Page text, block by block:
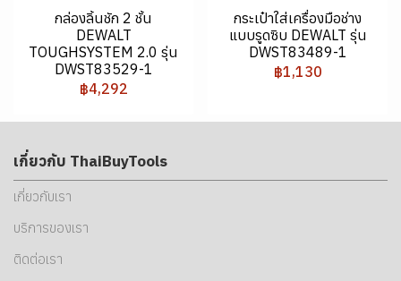
กล่องลิ้นชัก 2 ชั้น
DEWALT
TOUGHSYSTEM 2.0 รุ่น
DWST83529-1
฿4,292
กระเป๋าใส่เครื่องมือช่าง
แบบรูดซิบ DEWALT รุ่น
DWST83489-1
฿1,130
เกี่ยวกับ ThaiBuyTools
เกี่ยวกับเรา
บริการของเรา
ติดต่อเรา